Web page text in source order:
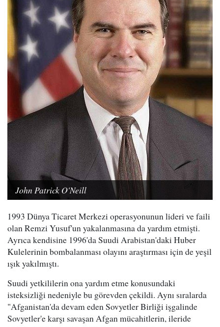
John Patrick O'Neill
1993 Dünya Ticaret Merkezi operasyonunun lideri ve faili
olan Remzi Yusuf'un yakalanmasına da yardım etmişti.
Ayrıca kendisine 1996'da Suudi Arabistan'daki Huber
Kulelerinin bombalanması olayını araştırması için de yeşil
ışık yakılmıştı.
Suudi yetkililerin ona yardım etme konusundaki
isteksizliği nedeniyle bu görevden çekildi. Aynı sıralarda
"Afganistan'da devam eden Sovyetler Birliği işgalinde
Sovyetler'e karşı savaşan Afgan mücahitlerin, ileride